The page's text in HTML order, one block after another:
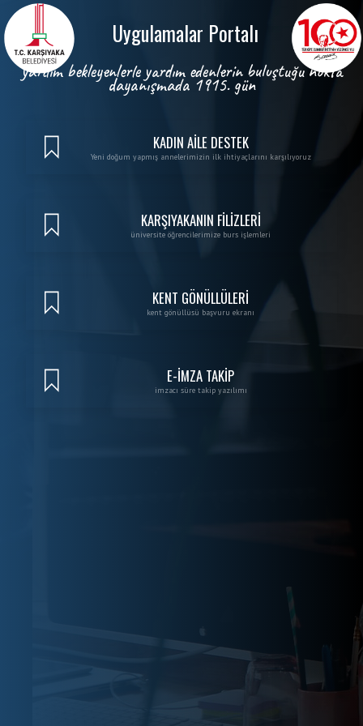
Skip to Main Content
Uygulamalar Portalı
yardım bekleyenlerle yardım edenlerin buluştuğu nokta
dayanışmada 1915. gün
KADIN AİLE DESTEK
Yeni doğum yapmış annelerimizin ilk ihtiyaçlarını karşılıyoruz
KARŞIYAKANIN FİLİZLERİ
üniversite öğrencilerimize burs işlemleri
KENT GÖNÜLLÜLERİ
kent gönüllüsü başvuru ekranı
E-İMZA TAKİP
imzacı süre takip yazılımı